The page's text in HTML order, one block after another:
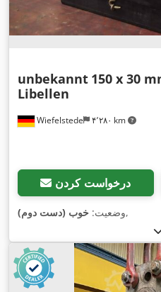
Wiefelstede ۴٬۲۸۰ km
unbekannt 150 x 30
Libellen
درخواست کردن
وضعیت: خوب (دست دوم) ,